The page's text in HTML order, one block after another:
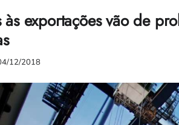
às exportações vão de
12/2018